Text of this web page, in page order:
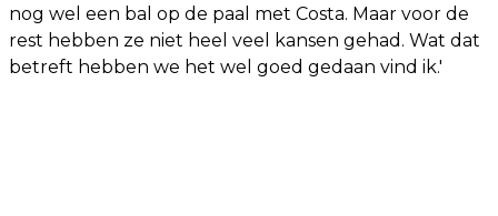
nog wel een bal op de paal met Costa. Maar voor de
rest hebben ze niet heel veel kansen gehad. Wat dat
betreft hebben we het wel goed gedaan vind ik.'